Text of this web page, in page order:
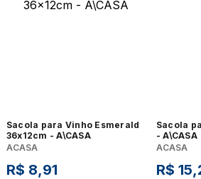
Sacola para Vinho Esmerald
36x12cm - A\CASA
ACASA
R$ 8,91
Sacola
- A\CASA
ACASA
R$ 15,